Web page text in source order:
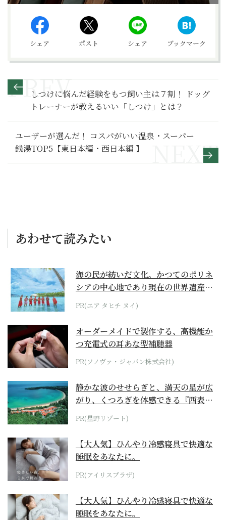
シェア ポスト シェア ブックマーク
しつけに悩んだ経験をもつ飼い主は７割！ ドッグ
トレーナーが教えるいい「しつけ」とは？
ユーザーが選んだ！ コスパがいい温泉・スーパー
銭湯TOP5【東日本編・西日本編 】
あわせて読みたい
海の民が紡いだ文化。かつてのポリネ
シアの中心地であり現在の世界遺産か
らみえてくる...
PR(エア タヒチ ヌイ)
オーダーメイドで製作する、高機能か
つ充電式の耳あな型補聴器
PR(ソノヴァ・ジャパン株式会社)
静かな波のせせらぎと、満天の星が広
がり、くつろぎを体感できる『西表島
ホテル by...
PR(星野リゾート)
【大人気】ひんやり冷感寝具で快適な
睡眠をあなたに。
PR(アイリスプラザ)
【大人気】ひんやり冷感寝具で快適な
睡眠をあなたに。